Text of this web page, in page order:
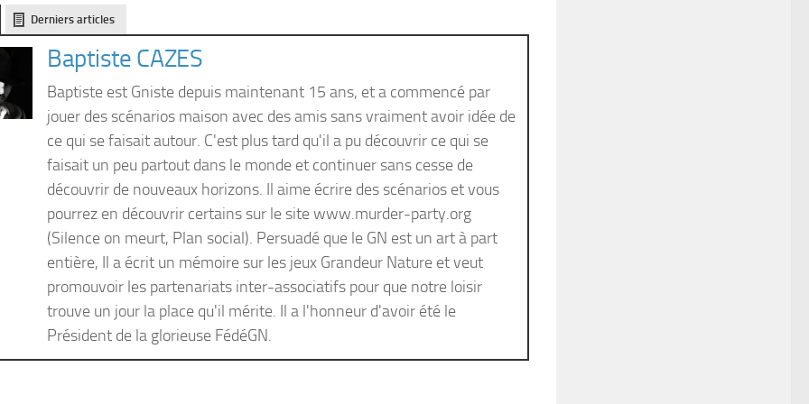
Derniers articles
Baptiste CAZES
Baptiste est Gniste depuis maintenant 15 ans, et a commencé par
jouer des scénarios maison avec des amis sans vraiment avoir idée de
ce qui se faisait autour. C'est plus tard qu'il a pu découvrir ce qui se
faisait un peu partout dans le monde et continuer sans cesse de
découvrir de nouveaux horizons. Il aime écrire des scénarios et vous
pourrez en découvrir certains sur le site www.murder-party.org
(Silence on meurt, Plan social). Persuadé que le GN est un art à part
entière, Il a écrit un mémoire sur les jeux Grandeur Nature et veut
promouvoir les partenariats inter-associatifs pour que notre loisir
trouve un jour la place qu'il mérite. Il a l'honneur d'avoir été le
Président de la glorieuse FédéGN.